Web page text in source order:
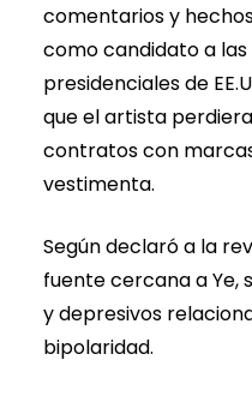
comentarios y
como candidato a
presidenciales de
que el artista
contratos con
vestimenta.
Según declaró a la
fuente cercana a Ye,
y depresivos
bipolaridad.